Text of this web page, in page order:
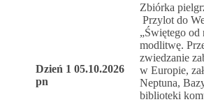
Dzień 1 05.10.2026
pn
Zbiórka
Przylot do
„Świętego
modlitwę.
zwiedzanie
w Europie,
Neptuna,
biblioteki